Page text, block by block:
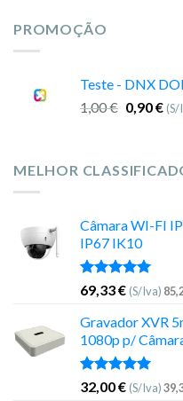
PROMOÇÃO
Teste - DNX
1,00€ 0,90€ (S/
MELHOR
Câmara WI-FI
IP67 IK10
Avaliação
5.00
de 5
69,33€ (S/Iva)
Gravador XVR
1080p p/
Avaliação
5.00
de 5
32,00€ (S/Iva)